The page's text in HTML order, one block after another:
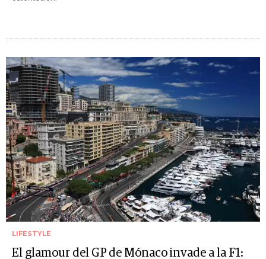
LIFESTYLE
El glamour del GP de Mónaco invade a la F1: